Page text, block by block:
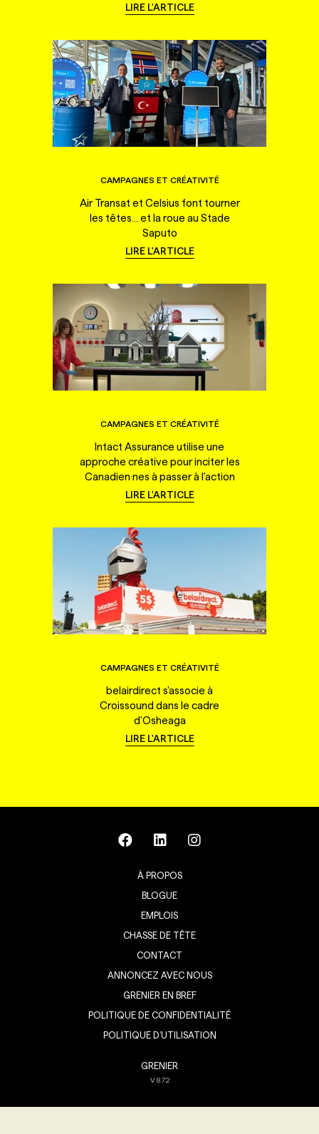
LIRE L'ARTICLE
CAMPAGNES ET CRÉATIVITÉ
Air Transat et Celsius font tourner
les têtes... et la roue au Stade
Saputo
LIRE L'ARTICLE
CAMPAGNES ET CRÉATIVITÉ
Intact Assurance utilise une
approche créative pour inciter les
Canadien·nes à passer à l'action
LIRE L'ARTICLE
CAMPAGNES ET CRÉATIVITÉ
belairdirect s'associe à
Croissound dans le cadre
d'Osheaga
LIRE L'ARTICLE
À PROPOS
BLOGUE
EMPLOIS
CHASSE DE TÊTE
CONTACT
ANNONCEZ AVEC NOUS
GRENIER EN BREF
POLITIQUE DE CONFIDENTIALITÉ
POLITIQUE D’UTILISATION
GRENIER
V8.7.2